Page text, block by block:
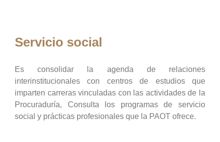
Servicio social
Es consolidar la agenda de relaciones
interinstitucionales con centros de estudios que
imparten carreras vinculadas con las actividades de la
Procuraduría, Consulta los programas de servicio
social y prácticas profesionales que la PAOT ofrece.